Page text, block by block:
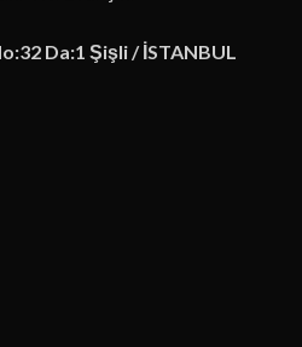
Da:1 Şişli / İSTANBUL